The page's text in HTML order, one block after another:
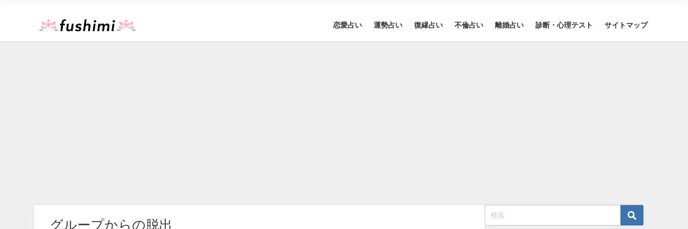
恋愛占い 運勢占い 復縁占い 不倫占い 離婚占い 診断・心理テスト サイトマップ
グループからの脱出